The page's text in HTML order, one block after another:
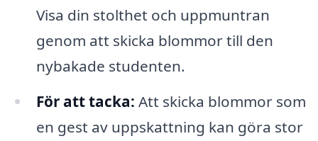
Visa din stolthet och uppmuntran
genom att skicka blommor till den
nybakade studenten.
För att tacka: Att skicka blommor som
en gest av uppskattning kan göra stor